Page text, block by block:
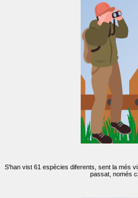
S'han vist 61 espècies diferents, sent la més
passat, només